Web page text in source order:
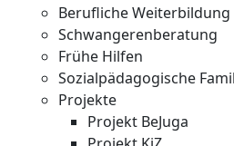
Berufliche Weiterbildung
Schwangerenberatung
Frühe Hilfen
Sozialpädagogische
Projekte
Projekt BeJuga